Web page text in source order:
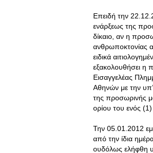
Επειδή την
ενάρξεως της
δίκαιο, αν η
ανθρωποκτονίας
ειδικά
εξακολουθήσει
Εισαγγελέας
Αθηνών με την
της προσωρινής
ορίου του ενός
Την 05.01.2012
από την ίδια
ουδόλως ελήφθη